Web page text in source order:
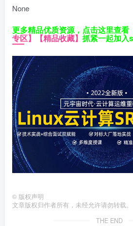
None
更多精品优质资源，点击这里查看
专区】 【精品收藏】 抓紧一起加入
© 版权声明
文章版权归作者所有，未经允许请勿转载。
THE END